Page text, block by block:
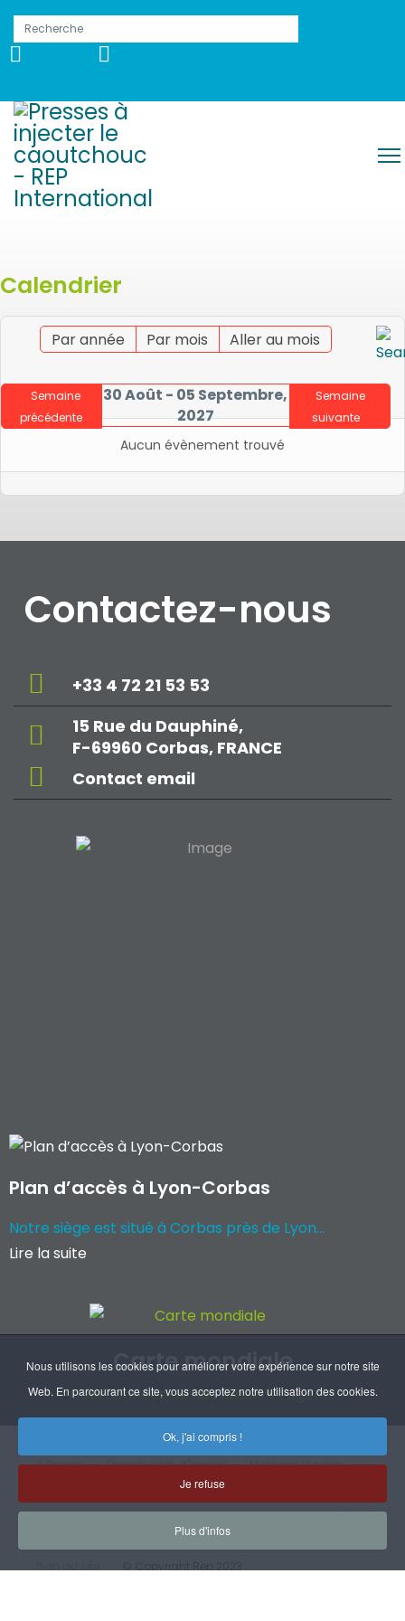
Nous utilisons les cookies pour améliorer votre expérience sur notre site
Web. En parcourant ce site, vous acceptez notre utilisation des cookies.
Ok, j'ai compris !
Je refuse
Plus d'infos
Calendrier
Par année Par mois Aller au mois
Semaine
précédente
30 Août - 05 Septembre,
2027
Semaine
suivante
Aucun évènement trouvé
Contactez-nous
+33 4 72 21 53 53
15 Rue du Dauphiné,
F-69960 Corbas, FRANCE
Contact email
Plan d’accès à Lyon-Corbas
Notre siège est situé à Corbas près de Lyon...
Lire la suite
Carte mondiale
Coordonnées de nos filiales et agents
À Propos Opportunités d'emploi Mentions légales
RGPD Handicap CGV Certifications Plan d'accès